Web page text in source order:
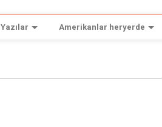
Yazılar Amerikanlar heryerde